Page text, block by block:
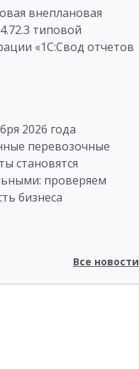
внеплановая
типовой
«1C:Свод отчетов
2026 года
перевозочные
становятся
проверяем
бизнеса
Все новости